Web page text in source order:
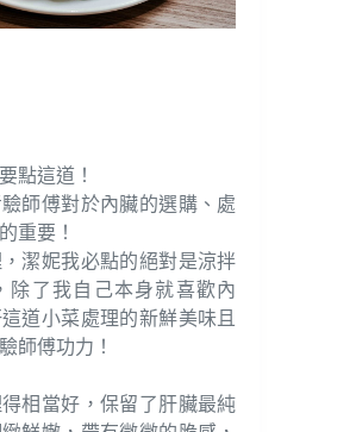
點這道！
師傅對於內臟的選購、處
重要！
潔妮我必點的絕對是涼拌
除了我自己本身就喜歡內
道小菜處理的新鮮美味且
師傅功力！
相當好，保留了肝臟最純